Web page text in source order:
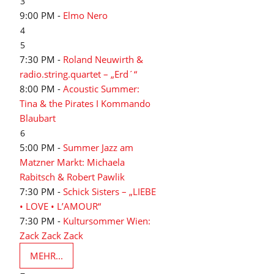
9:00 PM - Elmo Nero
4
5
7:30 PM - Roland Neuwirth &
radio.string.quartet – „Erd´“
8:00 PM - Acoustic Summer:
Tina & the Pirates I Kommando
Blaubart
6
5:00 PM - Summer Jazz am
Matzner Markt: Michaela
Rabitsch & Robert Pawlik
7:30 PM - Schick Sisters – „LIEBE
• LOVE • L’AMOUR“
7:30 PM - Kultursommer Wien:
Zack Zack Zack
MEHR...